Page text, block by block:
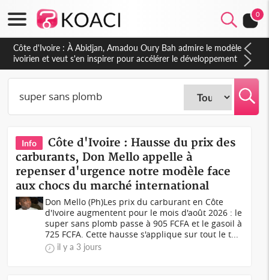
0
Côte d'Ivoire : 23 milliards FCFA de la France pour le métro
d'Abidjan et les Agoras : un nouveau coup d'accélérateur aux
projets structurants
Info
Côte d'Ivoire : Hausse du prix des
carburants, Don Mello appelle à
repenser d'urgence notre modèle face
aux chocs du marché international
Don Mello (Ph)Les prix du carburant en Côte
d'Ivoire augmentent pour le mois d'août 2026 : le
super sans plomb passe à 905 FCFA et le gasoil à
725 FCFA. Cette hausse s'applique sur tout le t...
il y a 3 jours